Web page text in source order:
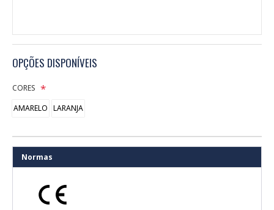
OPÇÕES DISPONÍVEIS
CORES
AMARELO LARANJA
Normas